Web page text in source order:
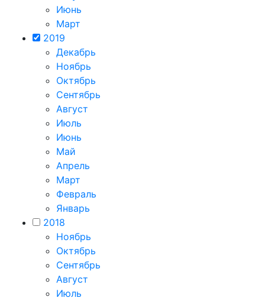
Июнь
Март
2019
Декабрь
Ноябрь
Октябрь
Сентябрь
Август
Июль
Июнь
Май
Апрель
Март
Февраль
Январь
2018
Ноябрь
Октябрь
Сентябрь
Август
Июль